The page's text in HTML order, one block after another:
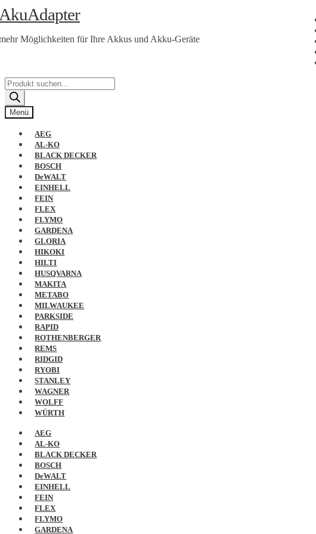
Zur
Navigation
Zum
Inhalt
Möglichkeiten für Ihre Akkus und Akku-Geräte
Products
search
Menü
AEG
AL-KO
BLACK DECKER
BOSCH
DeWALT
EINHELL
FEIN
FLEX
FLYMO
GARDENA
GLORIA
HIKOKI
HILTI
HUSQVARNA
MAKITA
METABO
MILWAUKEE
PARKSIDE
RAPID
ROTHENBERGER
REMS
RIDGID
RYOBI
STANLEY
WAGNER
WOLFF
WÜRTH
AEG
AL-KO
BLACK DECKER
BOSCH
DeWALT
EINHELL
FEIN
FLEX
FLYMO
GARDENA